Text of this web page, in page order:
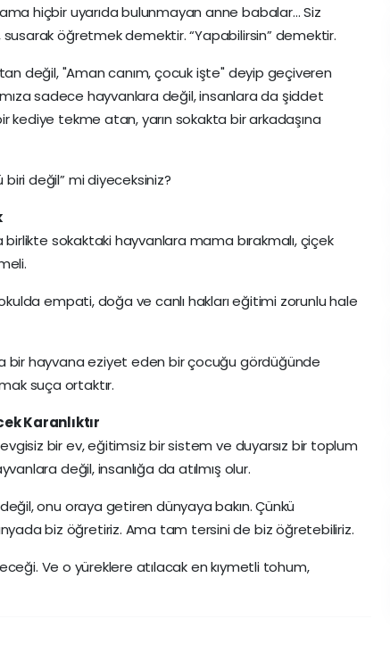
hiçbir uyarıda bulunmayan anne babalar… Siz
susarak öğretmek demektir. “Yapabilirsin” demektir.
değil, "Aman canım, çocuk işte" deyip geçiveren
sadece hayvanlara değil, insanlara da şiddet
kediye tekme atan, yarın sokakta bir arkadaşına
değil” mi diyeceksiniz?
birlikte sokaktaki hayvanlara mama bırakmalı, çiçek
empati, doğa ve canlı hakları eğitimi zorunlu hale
bir hayvana eziyet eden bir çocuğu gördüğünde
suça ortaktır.
Karanlıktır
bir ev, eğitimsiz bir sistem ve duyarsız bir toplum
değil, insanlığa da atılmış olur.
onu oraya getiren dünyaya bakın. Çünkü
biz öğretiriz. Ama tam tersini de biz öğretebiliriz.
Ve o yüreklere atılacak en kıymetli tohum,